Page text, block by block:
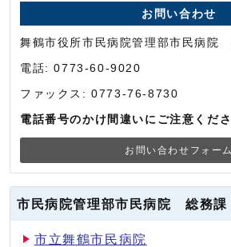
お問い合わせ
舞鶴市役所市民病院管理部市民病院
電話: 0773-60-9020
ファックス: 0773-76-8730
電話番号のかけ間違いにご注意くださ
お問い合わせフォーム
市民病院管理部市民病院 総務課
市立舞鶴市民病院